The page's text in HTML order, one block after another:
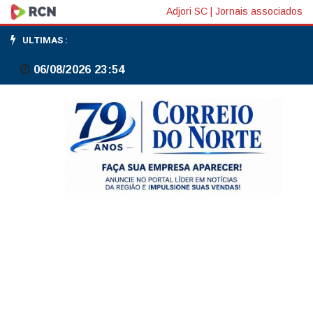
Fachin
autoriza
AGU
defender
Moraes
Adjori SC Jornais associados
ULTIMAS :
06/08/2026 23:54